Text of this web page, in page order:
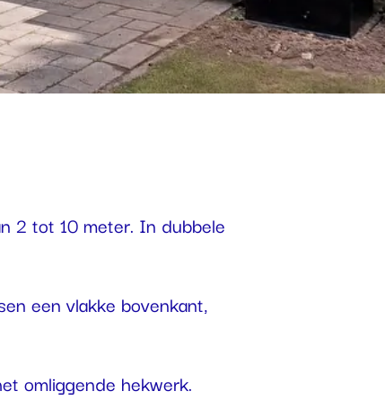
2 tot 10 meter. In dubbele
een vlakke bovenkant,
omliggende hekwerk.